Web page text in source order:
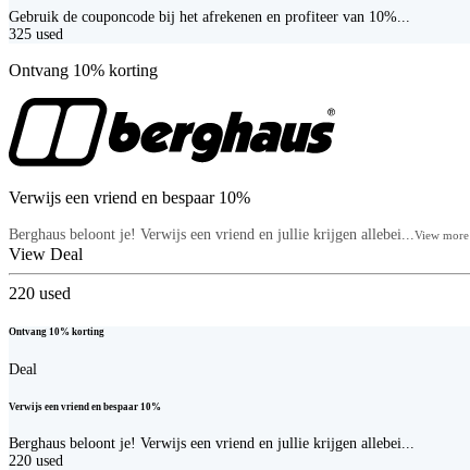
Gebruik de couponcode bij het afrekenen en profiteer van 10%...
325 used
Ontvang 10% korting
Verwijs een vriend en bespaar 10%
Berghaus beloont je! Verwijs een vriend en jullie krijgen allebei...View more
View Deal
220 used
Ontvang 10% korting
Deal
Verwijs een vriend en bespaar 10%
Berghaus beloont je! Verwijs een vriend en jullie krijgen allebei...
220 used